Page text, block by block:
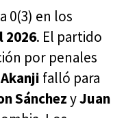
0(3) en los
2026. El partido
por penales
falló para
SánchezyJuan